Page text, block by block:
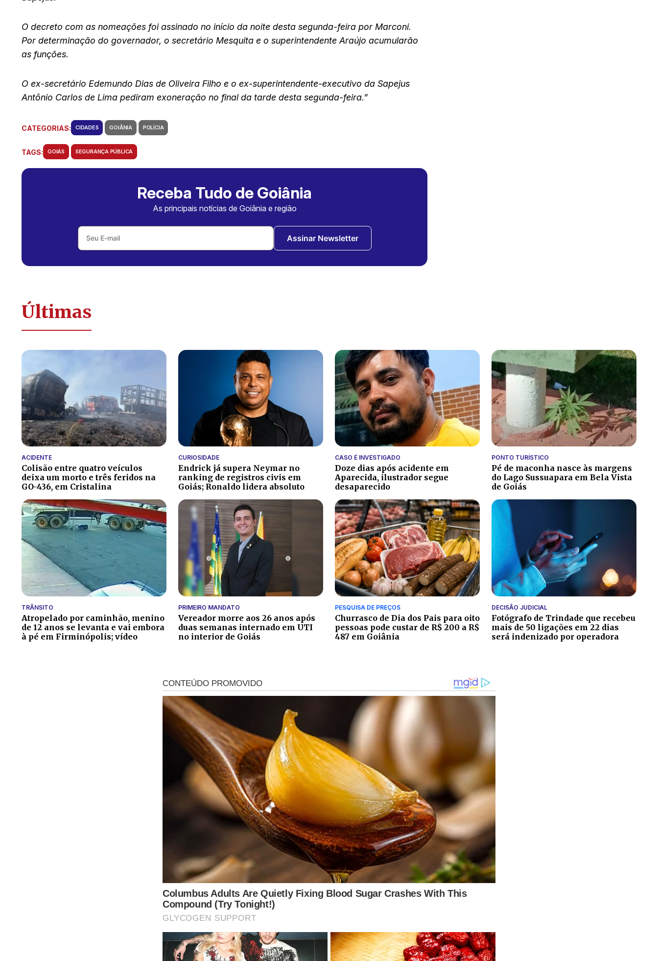
O decreto com as nomeações foi assinado no início da noite desta segunda-feira por Marconi.
Por determinação do governador, o secretário Mesquita e o superintendente Araújo acumularão
as funções.
O ex-secretário Edemundo Dias de Oliveira Filho e o ex-superintendente-executivo da Sapejus
Antônio Carlos de Lima pediram exoneração no final da tarde desta segunda-feira.”
CATEGORIAS: CIDADES GOIÂNIA POLÍCIA
TAGS: GOIÁS SEGURANÇA PÚBLICA
Receba Tudo de Goiânia
As principais notícias de Goiânia e região
Assinar Newsletter
Últimas
ACIDENTE
Colisão entre quatro veículos
deixa um morto e três feridos na
GO-436, em Cristalina
CURIOSIDADE
Endrick já supera Neymar no
ranking de registros civis em
Goiás; Ronaldo lidera absoluto
CASO É INVESTIGADO
Doze dias após acidente em
Aparecida, ilustrador segue
desaparecido
PONTO TURÍSTICO
Pé de maconha nasce às margens
do Lago Sussuapara em Bela Vista
de Goiás
TRÂNSITO
Atropelado por caminhão, menino
de 12 anos se levanta e vai embora
à pé em Firminópolis; vídeo
PRIMEIRO MANDATO
Vereador morre aos 26 anos após
duas semanas internado em UTI
no interior de Goiás
PESQUISA DE PREÇOS
Churrasco de Dia dos Pais para oito
pessoas pode custar de R$ 200 a R$
487 em Goiânia
DECISÃO JUDICIAL
Fotógrafo de Trindade que recebeu
mais de 50 ligações em 22 dias
será indenizado por operadora